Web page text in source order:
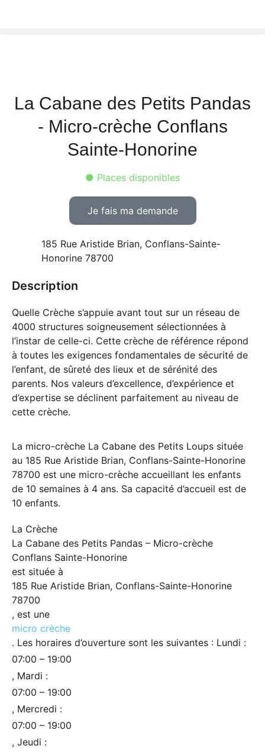
La Cabane des Petits Pandas
- Micro-crèche Conflans
Sainte-Honorine
● Places disponibles
Je fais ma demande
185 Rue Aristide Brian, Conflans-Sainte-
Honorine 78700
Description
Quelle Crèche s’appuie avant tout sur un réseau de
4000 structures soigneusement sélectionnées à
l’instar de celle-ci. Cette crèche de référence répond
à toutes les exigences fondamentales de sécurité de
l’enfant, de sûreté des lieux et de sérénité des
parents. Nos valeurs d’excellence, d’expérience et
d’expertise se déclinent parfaitement au niveau de
cette crèche.
La micro-crèche La Cabane des Petits Loups située
au 185 Rue Aristide Brian, Conflans-Sainte-Honorine
78700 est une micro-crèche accueillant les enfants
de 10 semaines à 4 ans. Sa capacité d’accueil est de
10 enfants.
La Crèche
La Cabane des Petits Pandas – Micro-crèche
Conflans Sainte-Honorine
est située à
185 Rue Aristide Brian, Conflans-Sainte-Honorine
78700
, est une
micro crèche
. Les horaires d’ouverture sont les suivantes : Lundi :
07:00 – 19:00
, Mardi :
07:00 – 19:00
, Mercredi :
07:00 – 19:00
, Jeudi :